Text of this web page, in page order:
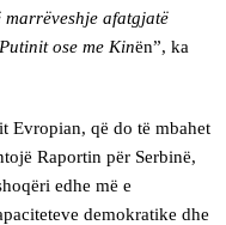
marrëveshje afatgjatë
ose me Kinën”, ka
Evropian, që do të mbahet
Raportin për Serbinë,
edhe më e
demokratike dhe